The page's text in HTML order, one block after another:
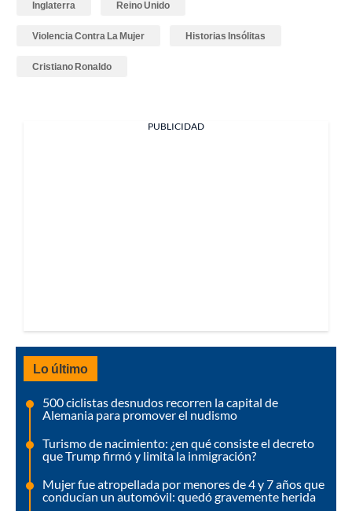
Inglaterra Reino Unido
Violencia Contra La Mujer Historias Insólitas
Cristiano Ronaldo
PUBLICIDAD
Lo último
500 ciclistas desnudos recorren la capital de
Alemania para promover el nudismo
Turismo de nacimiento: ¿en qué consiste el decreto
que Trump firmó y limita la inmigración?
Mujer fue atropellada por menores de 4 y 7 años que
conducían un automóvil: quedó gravemente herida